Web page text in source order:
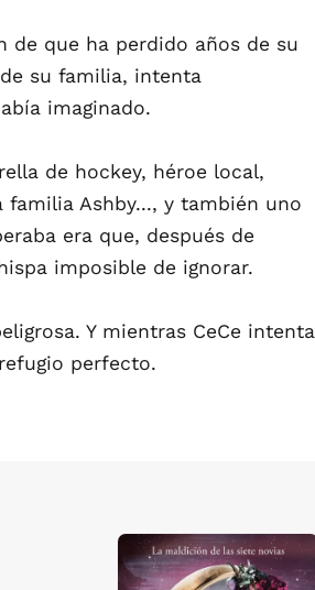
de que ha perdido años de su
su familia, intenta
imaginado.
de hockey, héroe local,
Ashby..., y también uno
era que, después de
imposible de ignorar.
Y mientras CeCe intenta
perfecto.